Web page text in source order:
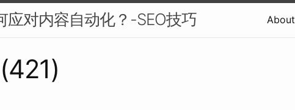
应对内容自动化？-SEO技巧 About